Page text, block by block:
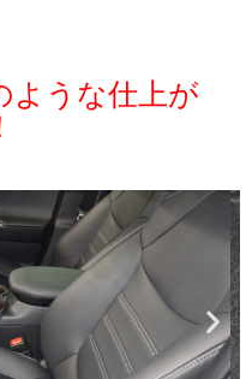
ような仕上が